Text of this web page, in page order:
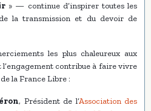
» — continue d’inspirer toutes les
la transmission et du devoir de
les plus chaleureux aux
contribue à faire vivre
la France Libre :
, Président de l’Association des